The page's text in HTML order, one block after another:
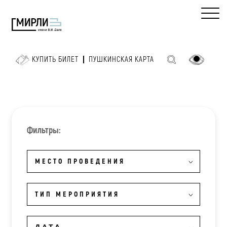
КУПИТЬ БИЛЕТ ПУШКИНСКАЯ КАРТА
Фильтры:
МЕСТО ПРОВЕДЕНИЯ
ТИП МЕРОПРИЯТИЯ